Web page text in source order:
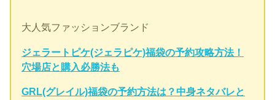
大人気ファッションブランド
ジェラートピケ(ジェラピケ)福袋の予約攻略方法！
穴場店と購入必勝法も
GRL(グレイル)福袋の予約方法は？中身ネタバレと